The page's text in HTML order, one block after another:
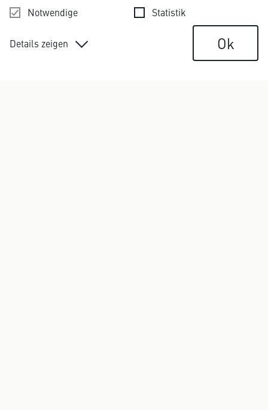
Notwendige Statistik
Details zeigen Ok